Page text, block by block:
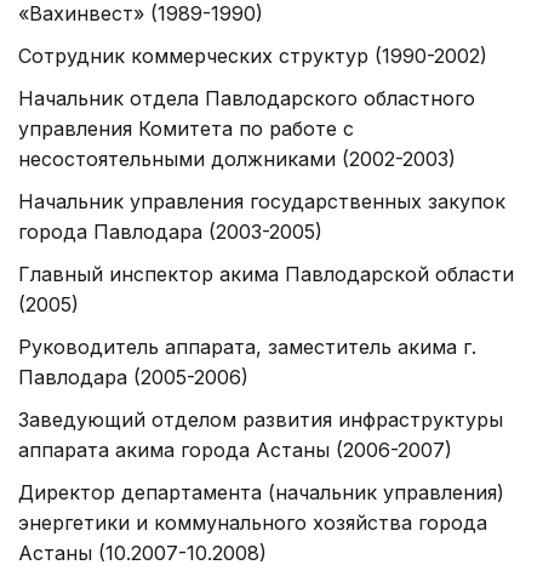
«Вахинвест» (1989-1990)
Сотрудник коммерческих структур (1990-2002)
Начальник отдела Павлодарского областного
управления Комитета по работе с
несостоятельными должниками (2002-2003)
Начальник управления государственных закупок
города Павлодара (2003-2005)
Главный инспектор акима Павлодарской области
(2005)
Руководитель аппарата, заместитель акима г.
Павлодара (2005-2006)
Заведующий отделом развития инфраструктуры
аппарата акима города Астаны (2006-2007)
Директор департамента (начальник управления)
энергетики и коммунального хозяйства города
Астаны (10.2007-10.2008)